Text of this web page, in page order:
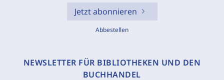
Jetzt abonnieren
Abbestellen
NEWSLETTER FÜR BIBLIOTHEKEN UND DEN
BUCHHANDEL